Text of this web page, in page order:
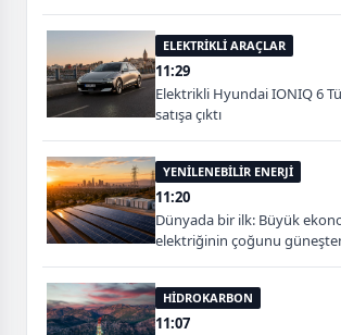
ELEKTRİKLİ ARAÇLAR
11:29
Elektrikli Hyundai IONIQ 6
satışa çıktı
YENİLENEBİLİR ENERJİ
11:20
Dünyada bir ilk: Büyük
elektriğinin çoğunu
HİDROKARBON
11:07